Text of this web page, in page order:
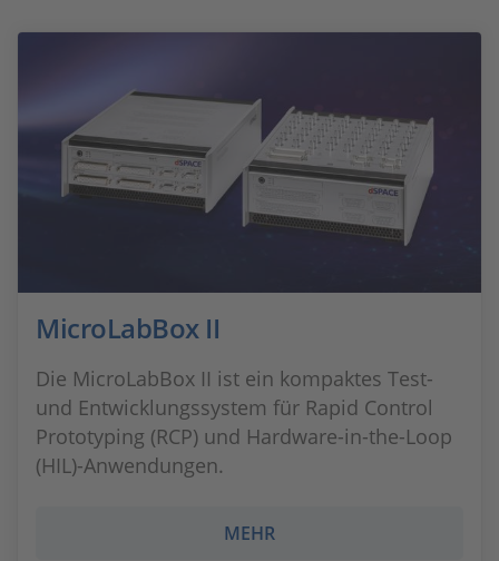
MicroLabBox II
Die MicroLabBox II ist ein kompaktes Test-
und Entwicklungssystem für Rapid Control
Prototyping (RCP) und Hardware-in-the-Loop
(HIL)-Anwendungen.
MEHR